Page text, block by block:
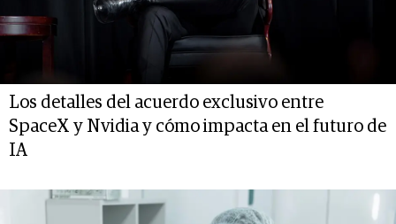
Los detalles del acuerdo exclusivo entre
SpaceX y Nvidia y cómo impacta en el futuro de
IA